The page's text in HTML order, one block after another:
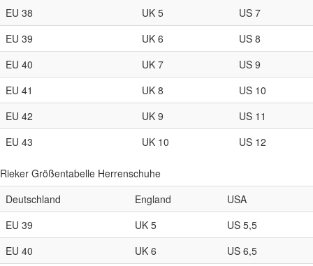
EU 38
UK 5
US 7
EU 39
UK 6
US 8
EU 40
UK 7
US 9
EU 41
UK 8
US 10
EU 42
UK 9
US 11
EU 43
UK 10 US 12
Rieker Größentabelle Herrenschuhe
Deutschland
England
USA
EU 39
UK 5
US 5,5
EU 40
UK 6
US 6,5